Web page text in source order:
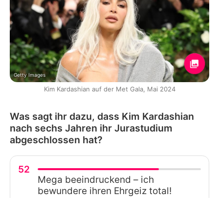
Getty Images
Kim Kardashian auf der Met Gala, Mai 2024
Was sagt ihr dazu, dass Kim Kardashian
nach sechs Jahren ihr Jurastudium
abgeschlossen hat?
52
Mega beeindruckend – ich
bewundere ihren Ehrgeiz total!